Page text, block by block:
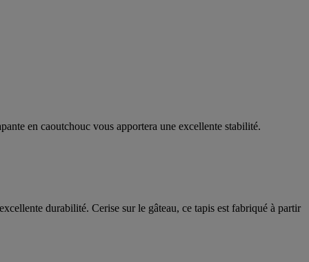
en caoutchouc vous apportera une excellente stabilité.
durabilité. Cerise sur le gâteau, ce tapis est fabriqué à partir